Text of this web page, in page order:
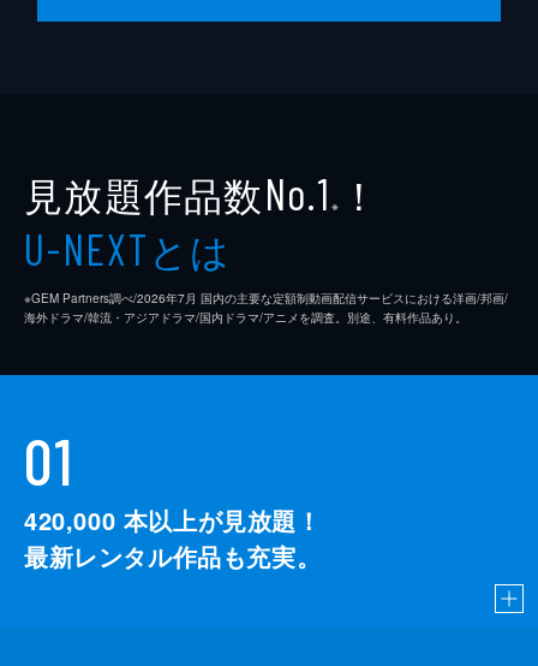
見放題作品数No.1 ※ ！
U-NEXTとは
※GEM Partners調べ/2026年7⽉ 国内の主要な定額制動画配信サービスにおける洋画/邦画/
海外ドラマ/韓流・アジアドラマ/国内ドラマ/アニメを調査。別途、有料作品あり。
01
420,000 本以上が見放題！
最新レンタル作品も充実。